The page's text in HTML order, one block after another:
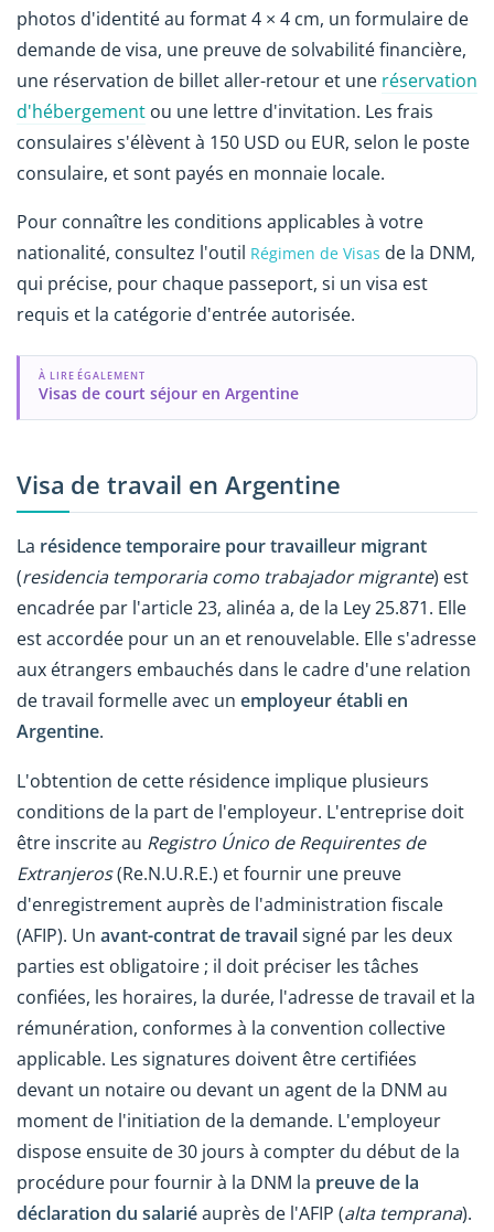
photos d'identité au format 4 × 4 cm, un formulaire de
demande de visa, une preuve de solvabilité financière,
une réservation de billet aller-retour et une réservation
d'hébergement ou une lettre d'invitation. Les frais
consulaires s'élèvent à 150 USD ou EUR, selon le poste
consulaire, et sont payés en monnaie locale.
Pour connaître les conditions applicables à votre
nationalité, consultez l'outil Régimen de Visas de la DNM,
qui précise, pour chaque passeport, si un visa est
requis et la catégorie d'entrée autorisée.
À LIRE ÉGALEMENT
Visas de court séjour en Argentine
Visa de travail en Argentine
La résidence temporaire pour travailleur migrant
(residencia temporaria como trabajador migrante) est
encadrée par l'article 23, alinéa a, de la Ley 25.871. Elle
est accordée pour un an et renouvelable. Elle s'adresse
aux étrangers embauchés dans le cadre d'une relation
de travail formelle avec un employeur établi en
Argentine.
L'obtention de cette résidence implique plusieurs
conditions de la part de l'employeur. L'entreprise doit
être inscrite au Registro Único de Requirentes de
Extranjeros(Re.N.U.R.E.) et fournir une preuve
d'enregistrement auprès de l'administration fiscale
(AFIP). Un avant-contrat de travailsigné par les deux
parties est obligatoire ; il doit préciser les tâches
confiées, les horaires, la durée, l'adresse de travail et la
rémunération, conformes à la convention collective
applicable. Les signatures doivent être certifiées
devant un notaire ou devant un agent de la DNM au
moment de l'initiation de la demande. L'employeur
dispose ensuite de 30 jours à compter du début de la
procédure pour fournir à la DNM la preuve de la
déclaration du salariéauprès de l'AFIP (alta temprana).